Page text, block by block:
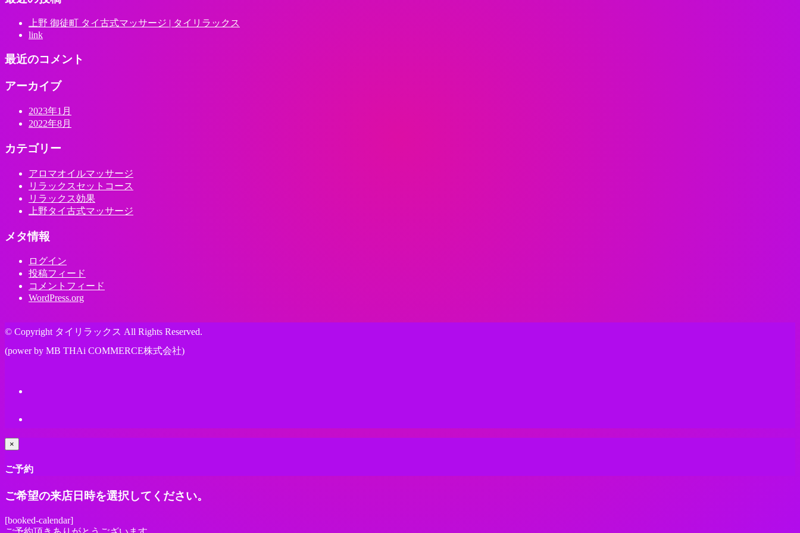
上野 御徒町 タイ古式マッサージ | タイリラックス
link
最近のコメント
アーカイブ
2023年1月
2022年8月
カテゴリー
アロマオイルマッサージ
リラックスセットコース
リラックス効果
上野タイ古式マッサージ
メタ情報
ログイン
投稿フィード
コメントフィード
WordPress.org
© Copyright タイリラックス All Rights Reserved.
(power by MB THAi COMMERCE株式会社)
×
ご予約
ご希望の来店日時を選択してください。
[booked-calendar]